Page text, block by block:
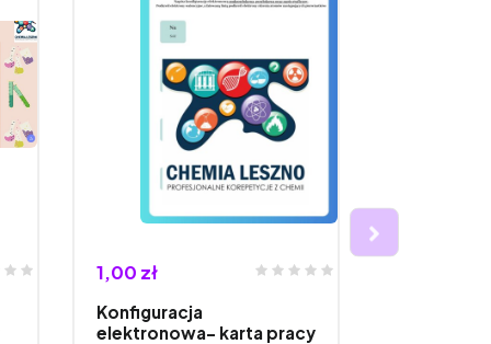
1,00 zł
Konfiguracja
elektronowa- karta pracy